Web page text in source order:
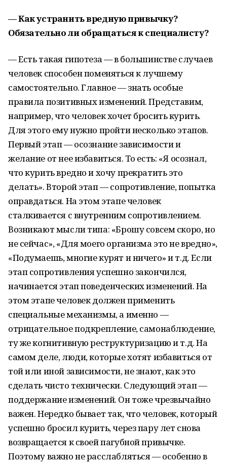
— Как устранить вредную привычку?
Обязательно ли обращаться к специалисту?
— Есть такая гипотеза — в большинстве случаев
человек способен поменяться к лучшему
самостоятельно. Главное — знать особые
правила позитивных изменений. Представим,
например, что человек хочет бросить курить.
Для этого ему нужно пройти несколько этапов.
Первый этап — осознание зависимости и
желание от нее избавиться. То есть: «Я осознал,
что курить вредно и хочу прекратить это
делать». Второй этап — сопротивление, попытка
оправдаться. На этом этапе человек
сталкивается с внутренним сопротивлением.
Возникают мысли типа: «Брошу совсем скоро, но
не сейчас», «Для моего организма это не вредно»,
«Подумаешь, многие курят и ничего» и т.д. Если
этап сопротивления успешно закончился,
начинается этап поведенческих изменений. На
этом этапе человек должен применить
специальные механизмы, а именно —
отрицательное подкрепление, самонаблюдение,
ту же когнитивную реструктуризацию и т.д. На
самом деле, люди, которые хотят избавиться от
той или иной зависимости, не знают, как это
сделать чисто технически. Следующий этап —
поддержание изменений. Он тоже чрезвычайно
важен. Нередко бывает так, что человек, который
успешно бросил курить, через пару лет снова
возвращается к своей пагубной привычке.
Поэтому важно не расслабляться — особенно в